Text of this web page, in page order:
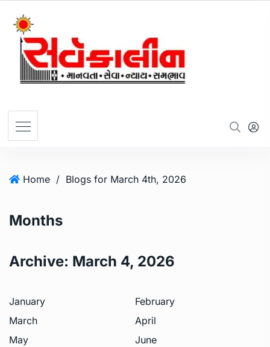
Home / Blogs for March 4th, 2026
Months
Archive: March 4, 2026
January
February
March
April
May
June